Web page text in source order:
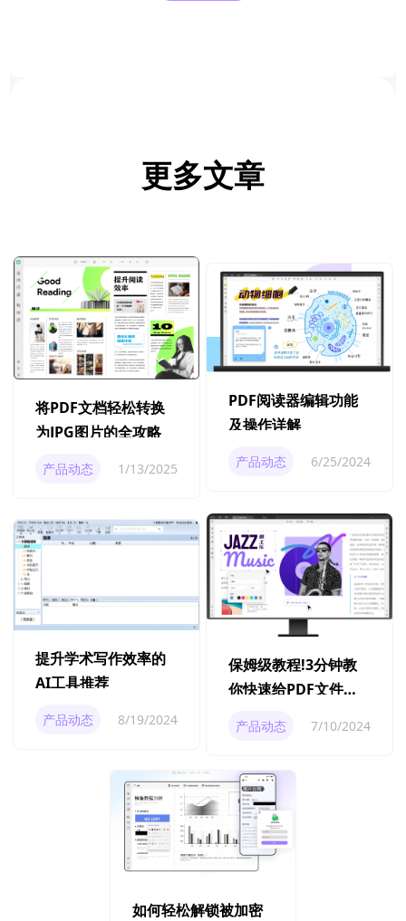
更多文章
将PDF文档轻松转换
为JPG图片的全攻略
产品动态 1/13/2025
PDF阅读器编辑功能
及操作详解
产品动态 6/25/2024
提升学术写作效率的
AI工具推荐
产品动态 8/19/2024
保姆级教程!3分钟教
你快速给PDF文件加
产品动态 7/10/2024
如何轻松解锁被加密